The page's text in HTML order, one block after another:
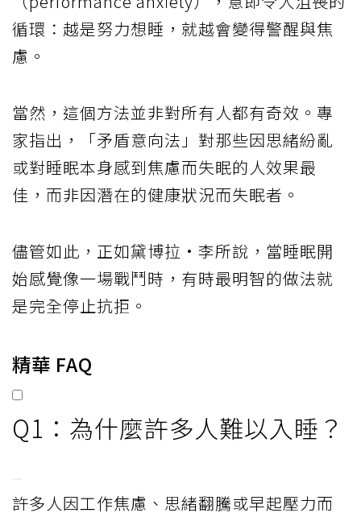
循環：越是努力想睡，就越會變得警醒與焦
慮。
當然，這個方法並非對所有人都有奇效。專
家指出，「矛盾意向法」對那些因思緒紛亂
或對睡眠本身感到焦慮而失眠的人效果最
佳，而非因潛在的健康狀況而失眠者。
儘管如此，正如黛博拉·李所說，當睡眠開
始感覺像一場戰鬥時，有時最明智的做法就
是完全停止抗拒。
精華 FAQ
Q1：為什麼許多人難以入睡？
許多人因工作焦慮、思緒翻騰或早起壓力而